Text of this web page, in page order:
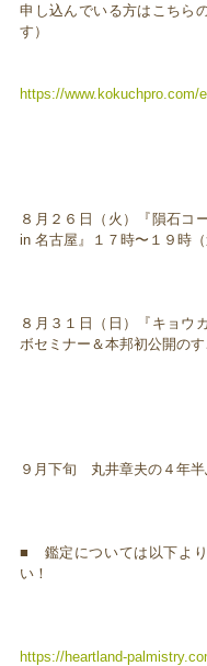
申し込んでいる方はこちら
す）
https://www.kokuchpro.com/
８月２６日（火）『隕石コ
in 名古屋』１７時〜１９時（
８月３１日（日）『キョウ
ボセミナー＆本邦初公開のす
９月下旬 丸井章夫の４年半
■ 鑑定については以下より
い！
https://heartland-